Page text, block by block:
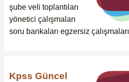
şube veli toplantıları
yönetici çalışmaları
soru bankaları egzersiz çalışmaları
Kpss Güncel